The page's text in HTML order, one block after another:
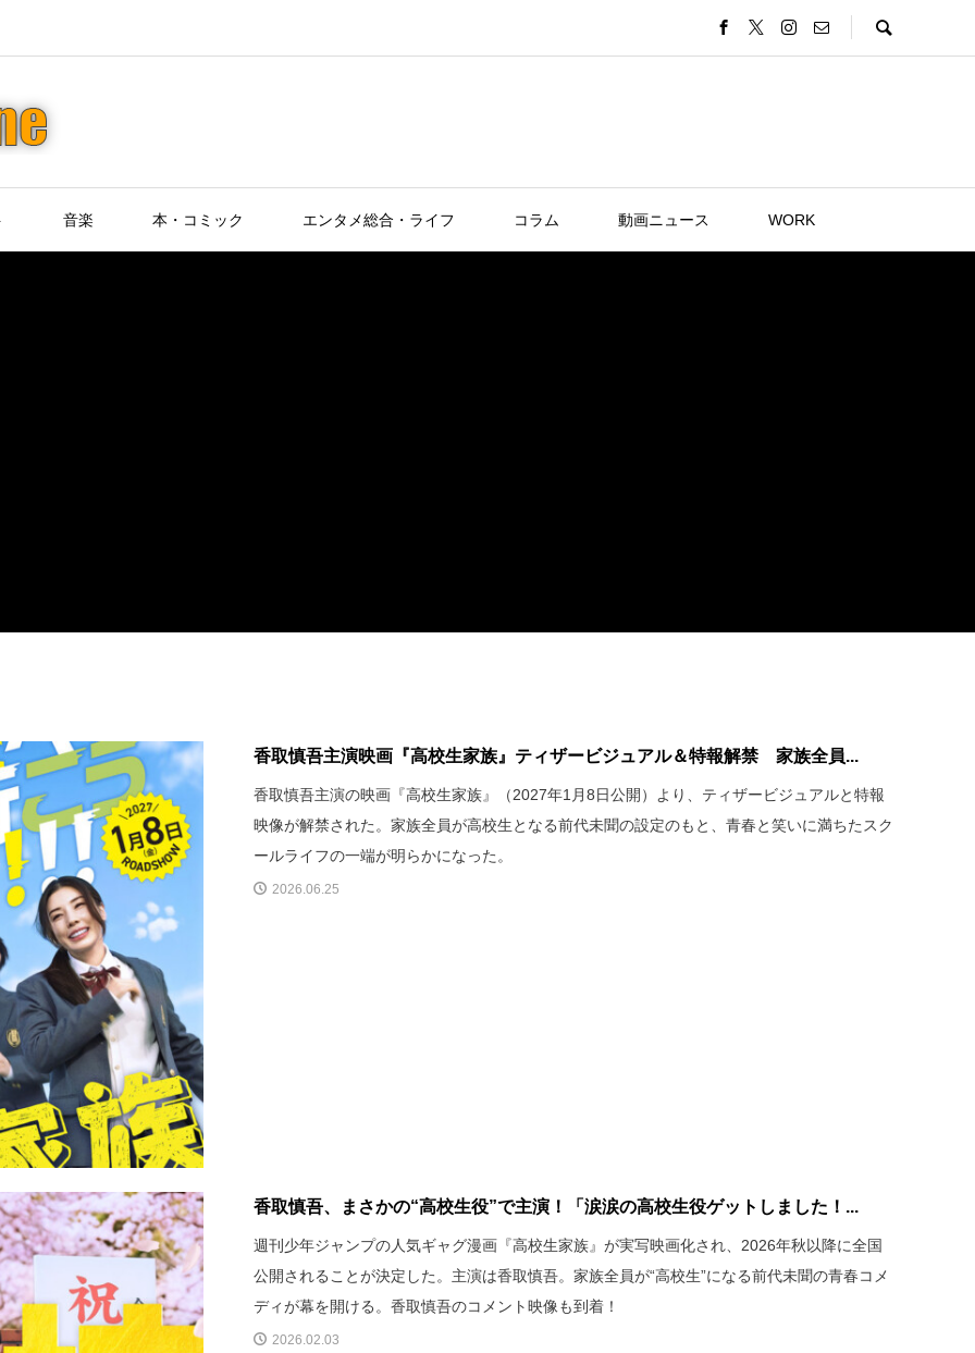
音楽 本・コミック エンタメ総合・ライフ コラム 動画ニュース WORK
香取慎吾主演映画『高校生家族』ティザービジュアル＆特報解禁 家族全員...
香取慎吾主演の映画『高校生家族』（2027年1月8日公開）より、ティザービジュアルと特報
映像が解禁された。家族全員が高校生となる前代未聞の設定のもと、青春と笑いに満ちたスク
ールライフの一端が明らかになった。
2026.06.25
香取慎吾、まさかの“高校生役”で主演！「涙涙の高校生役ゲットしました！...
週刊少年ジャンプの人気ギャグ漫画『高校生家族』が実写映画化され、2026年秋以降に全国
公開されることが決定した。主演は香取慎吾。家族全員が“高校生”になる前代未聞の青春コメ
ディが幕を開ける。香取慎吾のコメント映像も到着！
2026.02.03